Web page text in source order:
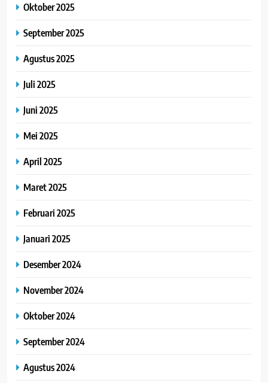
Oktober 2025
September 2025
Agustus 2025
Juli 2025
Juni 2025
Mei 2025
April 2025
Maret 2025
Februari 2025
Januari 2025
Desember 2024
November 2024
Oktober 2024
September 2024
Agustus 2024